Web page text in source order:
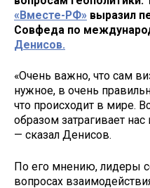
«Вместе-РФ» выразил
Совфеда по
Денисов.
«Очень важно, что сам
нужное, в очень
что происходит в мире.
образом затрагивает
— сказал Денисов.
По его мнению, лидеры
вопросах